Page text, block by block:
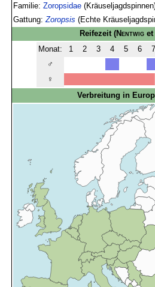
Familie:Zoropsidae
Gattung:Zoropsis (Echte
Reifezeit(Nentwig et
Monat:
1 2 3 4 5 6 7
♂
♀
Verbreitung in